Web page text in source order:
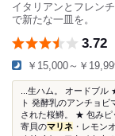
イタリアンとフレン
で新たな一皿を。
3.72
￥15,000～￥
...生ハム。 オードブル
ト 発酵乳のアンチョ
された桜鱒。 ★ 包みピ
寄貝のマリネ ・レモン